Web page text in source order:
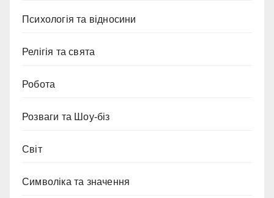
Психологія та відносини
Релігія та свята
Робота
Розваги та Шоу-біз
Світ
Символіка та значення